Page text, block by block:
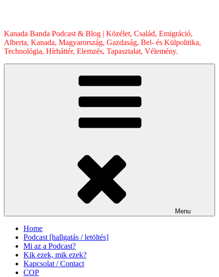
Kanada Banda Podcast & Blog | Közélet, Család, Emigráció,
Alberta, Kanada, Magyarország, Gazdaság, Bel- és Külpolitika,
Technológia, Hírháttér, Elemzés, Tapasztalat, Vélemény.
Menu
Home
Podcast [hallgatás / letöltés]
Mi az a Podcast?
Kik ezek, mik ezek?
Kapcsolat / Contact
COP